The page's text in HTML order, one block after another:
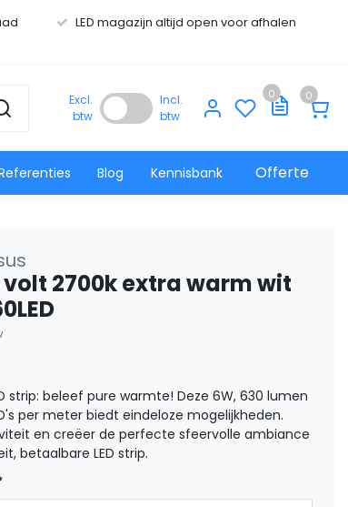
LED magazijn altijd open voor afhalen
Excl.
btw
Incl.
btw
0 0
Blog Kennisbank Offerte
volt 2700k extra warm wit
strip: beleef pure warmte! Deze 6W, 630 lumen
per meter biedt eindeloze mogelijkheden.
en creëer de perfecte sfeervolle ambiance
betaalbare LED strip.